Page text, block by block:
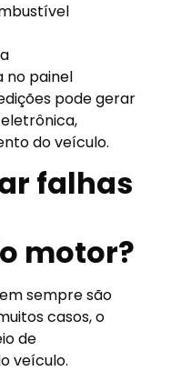
no painel
pode gerar
do veículo.
falhas
motor?
sempre são
casos, o
de
veículo.